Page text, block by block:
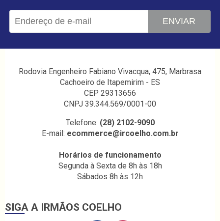
ENVIAR
Rodovia Engenheiro Fabiano Vivacqua, 475, Marbrasa
Cachoeiro de Itapemirim - ES
CEP 29313656
CNPJ 39.344.569/0001-00
Telefone: (28) 2102-9090
E-mail: ecommerce@ircoelho.com.br
Horários de funcionamento
Segunda à Sexta de 8h às 18h
Sábados 8h às 12h
SIGA A IRMÃOS COELHO